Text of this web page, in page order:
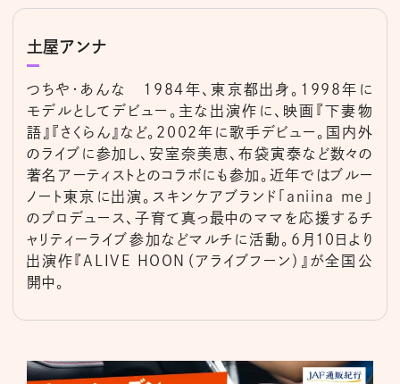
土屋アンナ
つちや・あんな 1984年、東京都出身。1998年に
モデルとしてデビュー。主な出演作に、映画『下妻物
語』『さくらん』など。2002年に歌手デビュー。国内外
のライブに参加し、安室奈美恵、布袋寅泰など数々の
著名アーティストとのコラボにも参加。近年ではブルー
ノート東京に出演。スキンケアブランド「aniina me」
のプロデュース、子育て真っ最中のママを応援するチ
ャリティーライブ参加などマルチに活動。6月10日より
出演作『ALIVE HOON（アライブフーン）』が全国公
開中。